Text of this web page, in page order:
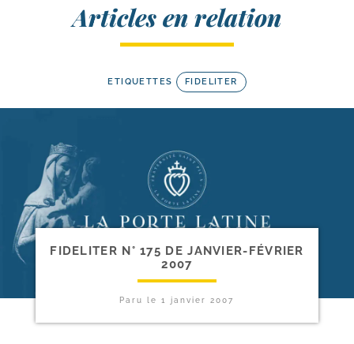
Articles en relation
ETIQUETTES FIDELITER
FIDELITER N° 175 DE JANVIER-​FÉVRIER
2007
Paru le1 janvier 2007